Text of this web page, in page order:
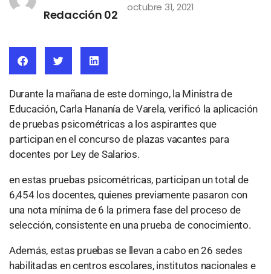
Redacción 02
octubre 31, 2021
Durante la mañana de este domingo, la Ministra de
Educación, Carla Hananía de Varela, verificó la aplicación
de pruebas psicométricas a los aspirantes que
participan en el concurso de plazas vacantes para
docentes por Ley de Salarios.
en estas pruebas psicométricas, participan un total de
6,454 los docentes, quienes previamente pasaron con
una nota mínima de 6 la primera fase del proceso de
selección, consistente en una prueba de conocimiento.
Además, estas pruebas se llevan a cabo en 26 sedes
habilitadas en centros escolares, institutos nacionales e